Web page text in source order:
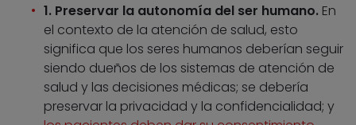
1. Preservar la autonomía del ser humano. En
el contexto de la atención de salud, esto
significa que los seres humanos deberían seguir
siendo dueños de los sistemas de atención de
salud y las decisiones médicas; se debería
preservar la privacidad y la confidencialidad; y